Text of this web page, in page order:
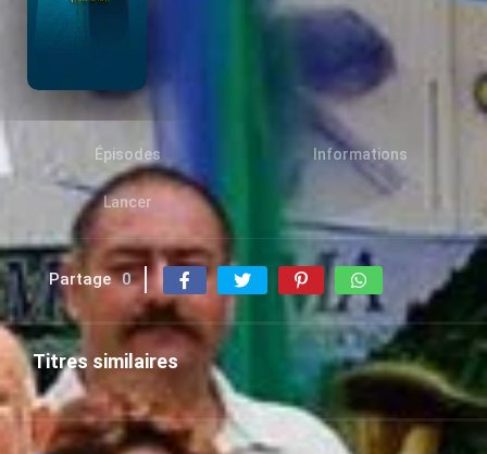
Épisodes Informations
Lancer
Partage 0
Titres similaires